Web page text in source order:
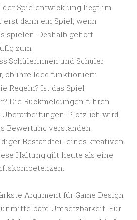
der Spielentwicklung liegt im
erst dann ein Spiel, wenn
spielen. Deshalb gehört
zum
und Schüler
ob ihre Idee funktioniert:
Regeln? Ist das Spiel
Die Rückmeldungen führen
Plötzlich wird
Bewertung verstanden,
Bestandteil eines kreativen
Haltung gilt heute als eine
Argument für Game Design
Umsetzbarkeit. Für